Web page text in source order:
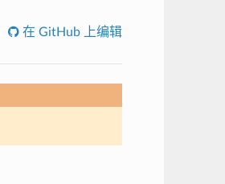
在 GitHub 上编辑